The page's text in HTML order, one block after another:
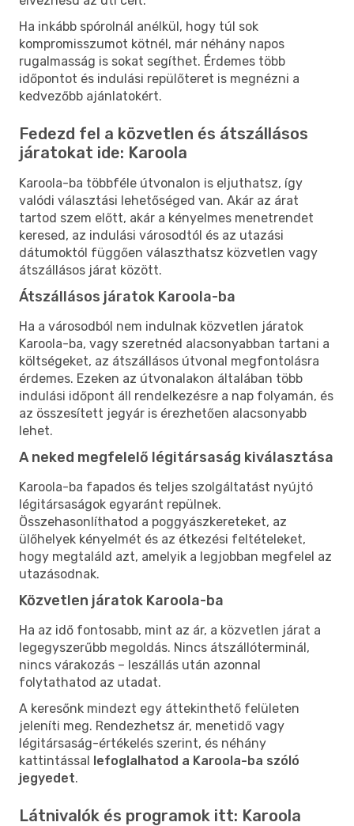
Ha inkább spórolnál anélkül, hogy túl sok
kompromisszumot kötnél, már néhány napos
rugalmasság is sokat segíthet. Érdemes több
időpontot és indulási repülőteret is megnézni a
kedvezőbb ajánlatokért.
Fedezd fel a közvetlen és átszállásos
járatokat ide: Karoola
Karoola-ba többféle útvonalon is eljuthatsz, így
valódi választási lehetőséged van. Akár az árat
tartod szem előtt, akár a kényelmes menetrendet
keresed, az indulási városodtól és az utazási
dátumoktól függően választhatsz közvetlen vagy
átszállásos járat között.
Átszállásos járatok Karoola-ba
Ha a városodból nem indulnak közvetlen járatok
Karoola-ba, vagy szeretnéd alacsonyabban tartani a
költségeket, az átszállásos útvonal megfontolásra
érdemes. Ezeken az útvonalakon általában több
indulási időpont áll rendelkezésre a nap folyamán, és
az összesített jegyár is érezhetően alacsonyabb
lehet.
A neked megfelelő légitársaság kiválasztása
Karoola-ba fapados és teljes szolgáltatást nyújtó
légitársaságok egyaránt repülnek.
Összehasonlíthatod a poggyászkereteket, az
ülőhelyek kényelmét és az étkezési feltételeket,
hogy megtaláld azt, amelyik a legjobban megfelel az
utazásodnak.
Közvetlen járatok Karoola-ba
Ha az idő fontosabb, mint az ár, a közvetlen járat a
legegyszerűbb megoldás. Nincs átszállóterminál,
nincs várakozás – leszállás után azonnal
folytathatod az utadat.
A keresőnk mindezt egy áttekinthető felületen
jeleníti meg. Rendezhetsz ár, menetidő vagy
légitársaság-értékelés szerint, és néhány
kattintással lefoglalhatod a Karoola-ba szóló
jegyedet.
Látnivalók és programok itt: Karoola